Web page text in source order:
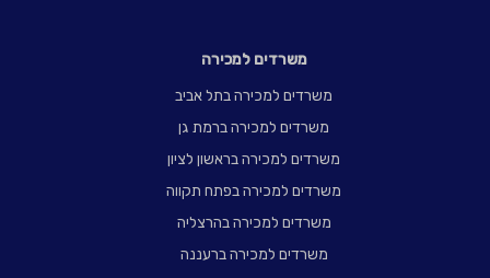
משרדים למכירה
משרדים למכירה בתל אביב
משרדים למכירה ברמת גן
משרדים למכירה בראשון לציון
משרדים למכירה בפתח תקווה
משרדים למכירה בהרצליה
משרדים למכירה ברעננה